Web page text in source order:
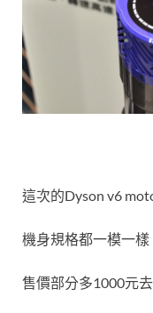
這次的Dyson v6
機身規格都一模一
售價部分多1000元